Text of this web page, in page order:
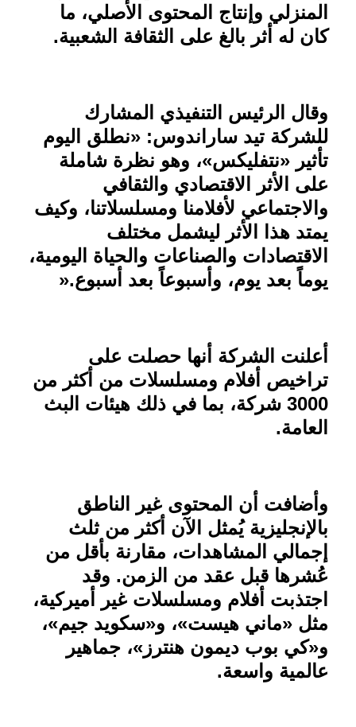
المنزلي وإنتاج المحتوى الأصلي، ما
كان له أثر بالغ على الثقافة الشعبية.
وقال الرئيس التنفيذي المشارك
للشركة تيد ساراندوس: «نطلق اليوم
تأثير «نتفليكس»، وهو نظرة شاملة
على الأثر الاقتصادي والثقافي
والاجتماعي لأفلامنا ومسلسلاتنا، وكيف
يمتد هذا الأثر ليشمل مختلف
الاقتصادات والصناعات والحياة اليومية،
يوماً بعد يوم، وأسبوعاً بعد أسبوع».
أعلنت الشركة أنها حصلت على
تراخيص أفلام ومسلسلات من أكثر من
3000 شركة، بما في ذلك هيئات البث
العامة.
وأضافت أن المحتوى غير الناطق
بالإنجليزية يُمثل الآن أكثر من ثلث
إجمالي المشاهدات، مقارنة بأقل من
عُشرها قبل عقد من الزمن. وقد
اجتذبت أفلام ومسلسلات غير أميركية،
مثل «ماني هيست»، و«سكويد جيم»،
و«كي بوب ديمون هنترز»، جماهير
عالمية واسعة.